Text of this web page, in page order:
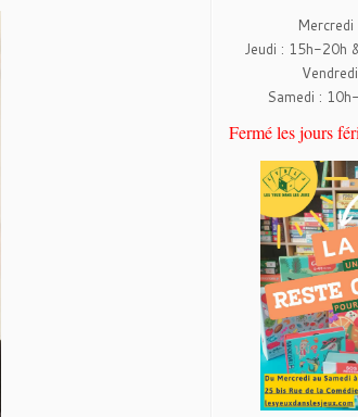
Jeudi : 15h-20h
Samedi :
Fermé les jours